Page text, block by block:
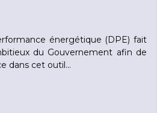
énergétique (DPE) fait
du Gouvernement afin de
dans cet outil...